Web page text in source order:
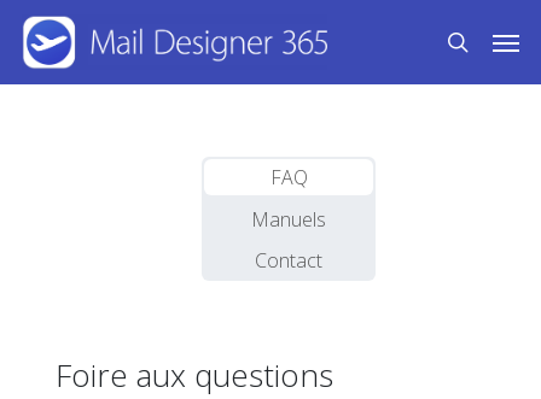
Skip
main
search
FAQ
Manuels
Contact
Foire aux questions